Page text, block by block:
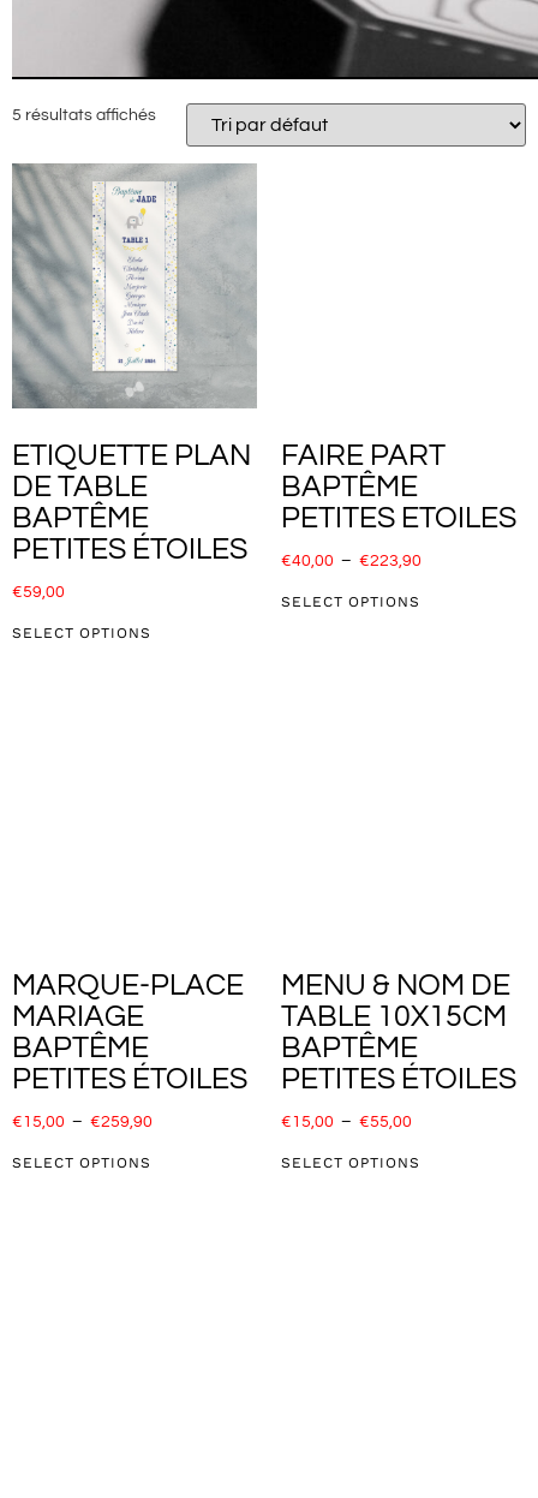
5 résultats affichés
ETIQUETTE PLAN
DE TABLE
BAPTÊME
PETITES ÉTOILES
€59,00
SELECT OPTIONS
FAIRE PART
BAPTÊME
PETITES ETOILES
€40,00 – €223,90
SELECT OPTIONS
MARQUE-PLACE
MARIAGE
BAPTÊME
PETITES ÉTOILES
€15,00 – €259,90
SELECT OPTIONS
MENU & NOM DE
TABLE 10X15CM
BAPTÊME
PETITES ÉTOILES
€15,00 – €55,00
SELECT OPTIONS